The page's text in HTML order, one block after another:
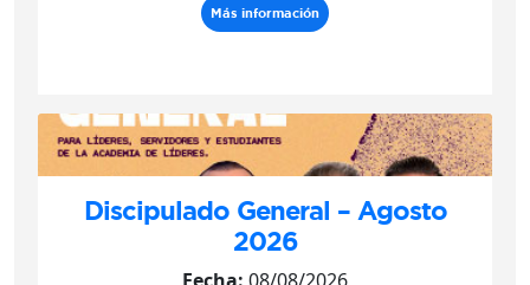
Más información
Discipulado General – Agosto
2026